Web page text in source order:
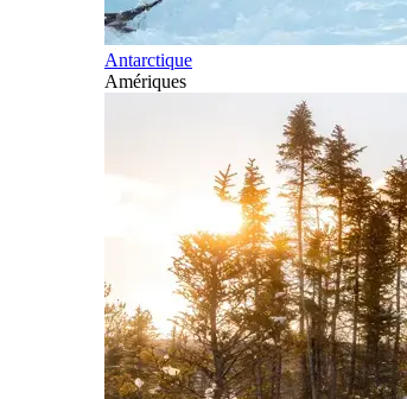
Antarctique
Amériques